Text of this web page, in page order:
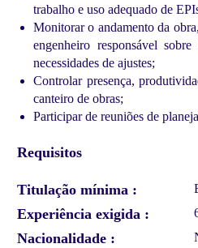
trabalho e uso adequado de
Monitorar o andamento da
engenheiro responsável
necessidades de ajustes;
Controlar presença,
canteiro de obras;
Participar de reuniões de
Requisitos
Titulação mínima
Experiência exigida
Nacionalidade